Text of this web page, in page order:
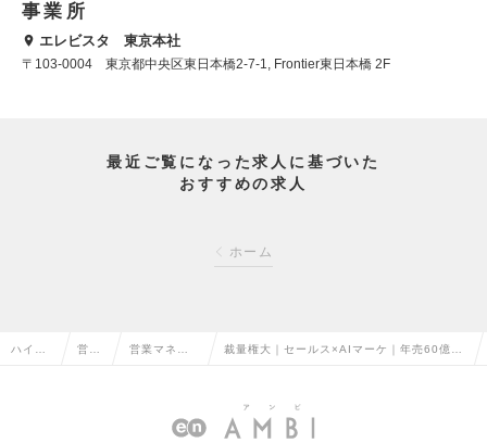
事業所
エレビスタ 東京本社
〒103-0004 東京都中央区東日本橋2-7-1, Frontier東日本橋 2F
最近ご覧になった求人に基づいた
おすすめの求人
ホーム
ハイク 営業 営業マネー
理職の転職
裁量権大｜セールス×AIマーケ｜年売60億突
あなたです！の求人情報